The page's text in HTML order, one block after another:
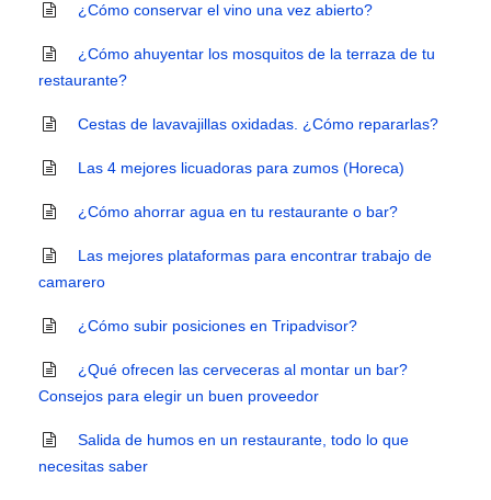
¿Cómo conservar el vino una vez abierto?
¿Cómo ahuyentar los mosquitos de la terraza de tu
restaurante?
Cestas de lavavajillas oxidadas. ¿Cómo repararlas?
Las 4 mejores licuadoras para zumos (Horeca)
¿Cómo ahorrar agua en tu restaurante o bar?
Las mejores plataformas para encontrar trabajo de
camarero
¿Cómo subir posiciones en Tripadvisor?
¿Qué ofrecen las cerveceras al montar un bar?
Consejos para elegir un buen proveedor
Salida de humos en un restaurante, todo lo que
necesitas saber